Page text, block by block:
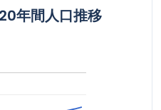
年間人口推移